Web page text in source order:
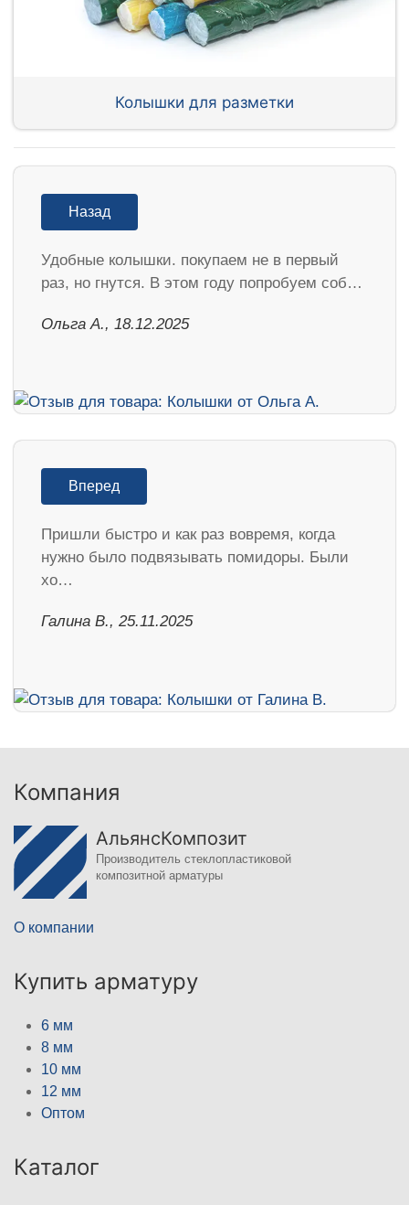
Колышки для разметки
Назад
Удобные колышки. покупаем не в первый
раз, но гнутся. В этом году попробуем соб…
Ольга А., 18.12.2025
Вперед
Пришли быстро и как раз вовремя, когда
нужно было подвязывать помидоры. Были
хо…
Галина В., 25.11.2025
Компания
АльянсКомпозит
Производитель стеклопластиковой
композитной арматуры
О компании
Купить арматуру
6 мм
8 мм
10 мм
12 мм
Оптом
Каталог